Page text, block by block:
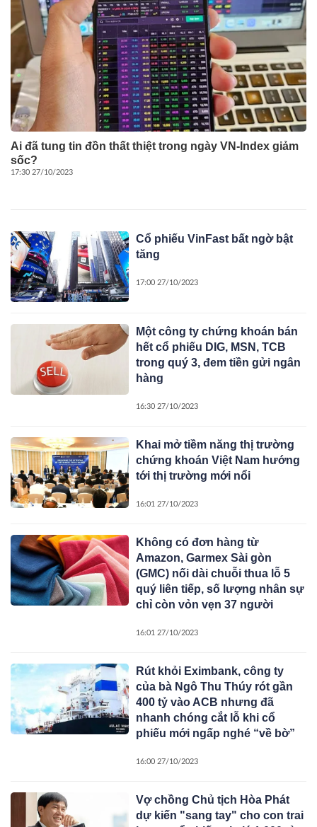
Ai đã tung tin đồn thất thiệt trong ngày VN-Index giảm
sốc?
17:30 27/10/2023
Cổ phiếu VinFast bất ngờ bật
tăng
17:00 27/10/2023
Một công ty chứng khoán bán
hết cổ phiếu DIG, MSN, TCB
trong quý 3, đem tiền gửi ngân
hàng
16:30 27/10/2023
Khai mở tiềm năng thị trường
chứng khoán Việt Nam hướng
tới thị trường mới nổi
16:01 27/10/2023
Không có đơn hàng từ
Amazon, Garmex Sài gòn
(GMC) nối dài chuỗi thua lỗ 5
quý liên tiếp, số lượng nhân sự
chỉ còn vỏn vẹn 37 người
16:01 27/10/2023
Rút khỏi Eximbank, công ty
của bà Ngô Thu Thúy rót gần
400 tỷ vào ACB nhưng đã
nhanh chóng cắt lỗ khi cổ
phiếu mới ngấp nghé “về bờ”
16:00 27/10/2023
Vợ chồng Chủ tịch Hòa Phát
dự kiến "sang tay" cho con trai